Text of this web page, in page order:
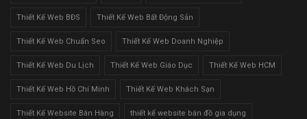
Thiết Kế Web BĐS Thiết Kế Web Bất Động Sản
Thiết Kế Web Chuẩn Seo Thiết Kế Web Doanh Nghiệp
Thiết Kế Web Du Lịch Thiết Kế Web Giáo Dục Thiết Kế Web HCM
Thiết Kế Web Hồ Chí Minh Thiết Kế Web Khách Sạn
Thiết Kế Website Bán Hàng thiết kế website bán đồ gia dụng